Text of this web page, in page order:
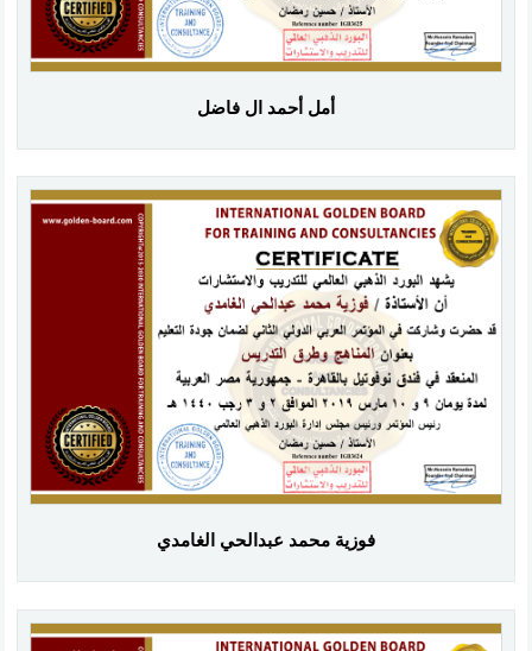
أمل أحمد ال فاضل
فوزية محمد عبدالحي الغامدي